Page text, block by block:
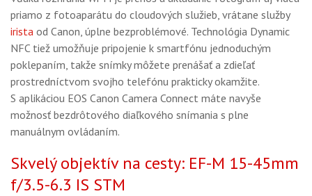
priamo z fotoaparátu do cloudových služieb, vrátane služby
irista od Canon, úplne bezproblémové. Technológia Dynamic
NFC tiež umožňuje pripojenie k smartfónu jednoduchým
poklepaním, takže snímky môžete prenášať a zdieľať
prostredníctvom svojho telefónu prakticky okamžite.
S aplikáciou EOS Canon Camera Connect máte navyše
možnosť bezdrôtového diaľkového snímania s plne
manuálnym ovládaním.
Skvelý objektív na cesty: EF-M 15-45mm
f/3.5-6.3 IS STM